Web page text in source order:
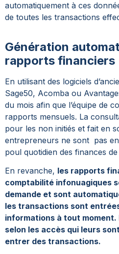
automatiquement à ces
de toutes les transactions
Génération
rapports financiers
En utilisant des logiciels
Sage50, Acomba ou
du mois afin que l’équipe de
rapports mensuels. La
pour les non initiés et fait en
entrepreneurs ne sont pas
poul quotidien des finances
En revanche, les rapports
comptabilité infonuagiques
demande et sont
les transactions sont
informations à tout moment.
selon les accès qui leurs
entrer des transactions.